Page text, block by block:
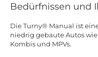
Bedürfnissen und
Die Turny® Manual ist
niedrig gebaute Autos
Kombis und MPVs.